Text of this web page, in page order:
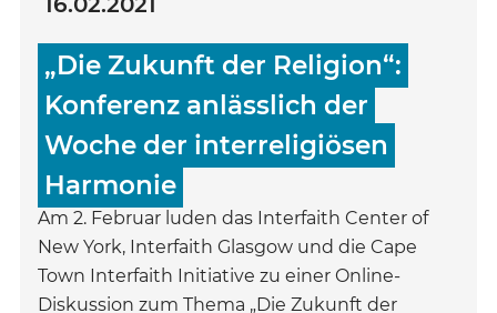
„Die Zukunft der Religion“:
Konferenz anlässlich der
Woche der interreligiösen
Harmonie
Am 2. Februar luden das Interfaith Center of
New York, Interfaith Glasgow und die Cape
Town Interfaith Initiative zu einer Online-
Diskussion zum Thema „Die Zukunft der